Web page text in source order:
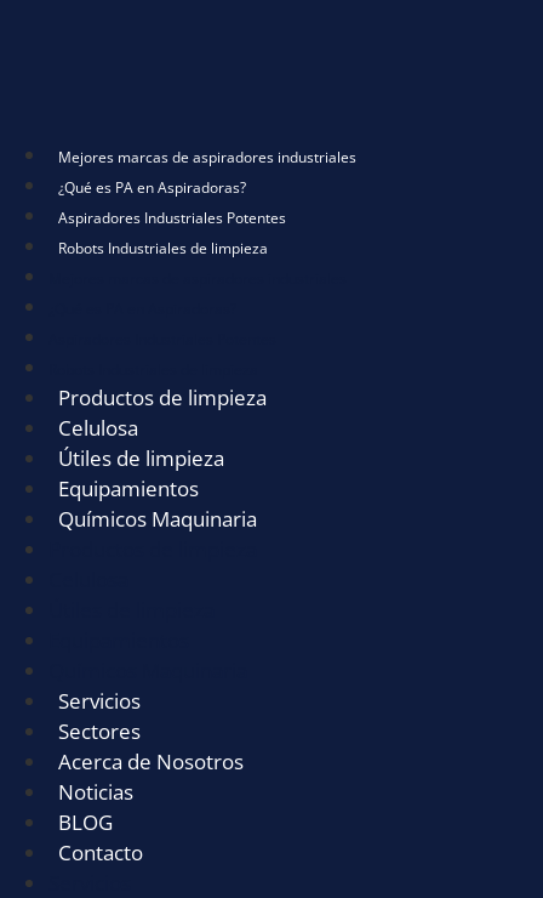
Mejores marcas de aspiradores industriales
¿Qué es PA en Aspiradoras?
Aspiradores Industriales Potentes
Robots Industriales de limpieza
Productos de limpieza
Celulosa
Útiles de limpieza
Equipamientos
Químicos Maquinaria
Servicios
Sectores
Acerca de Nosotros
Noticias
BLOG
Contacto